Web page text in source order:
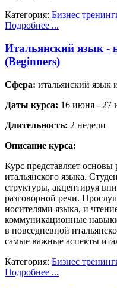
Категория: Бизнес
Подробнее ...
Итальянский язык -
(Beginners)
Сфера: итальянский язык
Даты курса: 16 июня - 27
Длительность: 2 недели
Описание курса:
Курс представляет
итальянского языка.
структуры, акцентируя
разговорной речи.
носителями языка, и
коммуникационные
в повседневной
самые важные аспекты
Категория: Бизнес
Подробнее ...